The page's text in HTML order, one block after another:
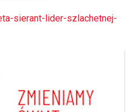
sierant-lider-szlachetnej-